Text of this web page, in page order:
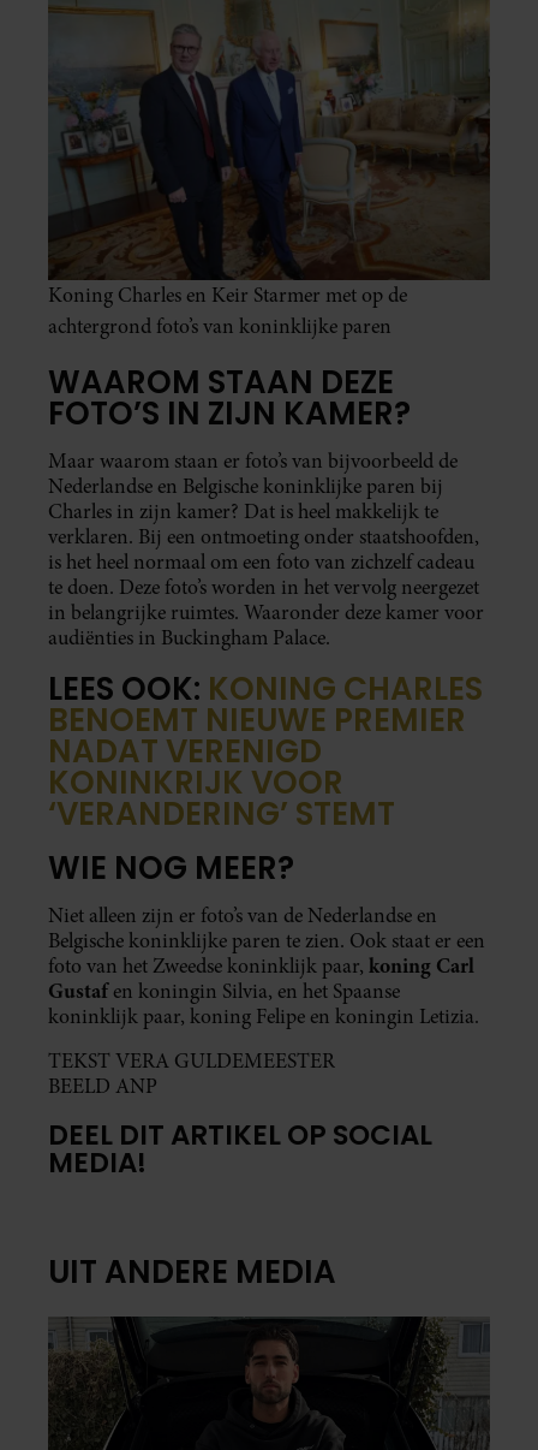
Koning Charles en Keir Starmer met op de
achtergrond foto’s van koninklijke paren
WAAROM STAAN DEZE
FOTO’S IN ZIJN KAMER?
Maar waarom staan er foto’s van bijvoorbeeld de
Nederlandse en Belgische koninklijke paren bij
Charles in zijn kamer? Dat is heel makkelijk te
verklaren. Bij een ontmoeting onder staatshoofden,
is het heel normaal om een foto van zichzelf cadeau
te doen. Deze foto’s worden in het vervolg neergezet
in belangrijke ruimtes. Waaronder deze kamer voor
audiënties in Buckingham Palace.
LEES OOK: KONING CHARLES
BENOEMT NIEUWE PREMIER
NADAT VERENIGD
KONINKRIJK VOOR
‘VERANDERING’ STEMT
WIE NOG MEER?
Niet alleen zijn er foto’s van de Nederlandse en
Belgische koninklijke paren te zien. Ook staat er een
foto van het Zweedse koninklijk paar, koning Carl
Gustafen koningin Silvia, en het Spaanse
koninklijk paar, koning Felipe en koningin Letizia.
TEKST VERA GULDEMEESTER
BEELD ANP
DEEL DIT ARTIKEL OP SOCIAL
MEDIA!
UIT ANDERE MEDIA